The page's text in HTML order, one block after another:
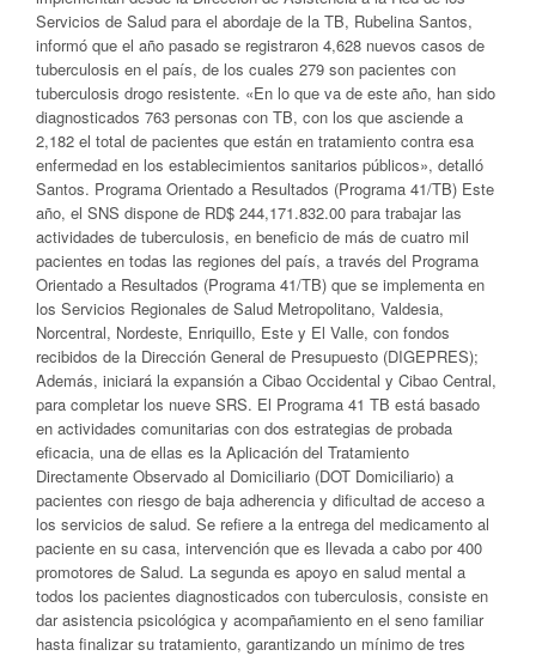
Servicios de Salud para el abordaje de la TB, Rubelina Santos,
informó que el año pasado se registraron 4,628 nuevos casos de
tuberculosis en el país, de los cuales 279 son pacientes con
tuberculosis drogo resistente. «En lo que va de este año, han sido
diagnosticados 763 personas con TB, con los que asciende a
2,182 el total de pacientes que están en tratamiento contra esa
enfermedad en los establecimientos sanitarios públicos», detalló
Santos. Programa Orientado a Resultados (Programa 41/TB) Este
año, el SNS dispone de RD$ 244,171.832.00 para trabajar las
actividades de tuberculosis, en beneficio de más de cuatro mil
pacientes en todas las regiones del país, a través del Programa
Orientado a Resultados (Programa 41/TB) que se implementa en
los Servicios Regionales de Salud Metropolitano, Valdesia,
Norcentral, Nordeste, Enriquillo, Este y El Valle, con fondos
recibidos de la Dirección General de Presupuesto (DIGEPRES);
Además, iniciará la expansión a Cibao Occidental y Cibao Central,
para completar los nueve SRS. El Programa 41 TB está basado
en actividades comunitarias con dos estrategias de probada
eficacia, una de ellas es la Aplicación del Tratamiento
Directamente Observado al Domiciliario (DOT Domiciliario) a
pacientes con riesgo de baja adherencia y dificultad de acceso a
los servicios de salud. Se refiere a la entrega del medicamento al
paciente en su casa, intervención que es llevada a cabo por 400
promotores de Salud. La segunda es apoyo en salud mental a
todos los pacientes diagnosticados con tuberculosis, consiste en
dar asistencia psicológica y acompañamiento en el seno familiar
hasta finalizar su tratamiento, garantizando un mínimo de tres